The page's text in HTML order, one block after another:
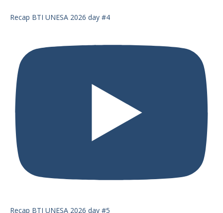
Recap BTI UNESA 2026 day #4
Recap BTI UNESA 2026 day #5